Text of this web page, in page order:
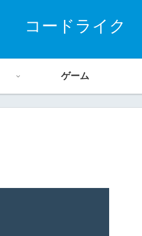
コードライク
ゲーム